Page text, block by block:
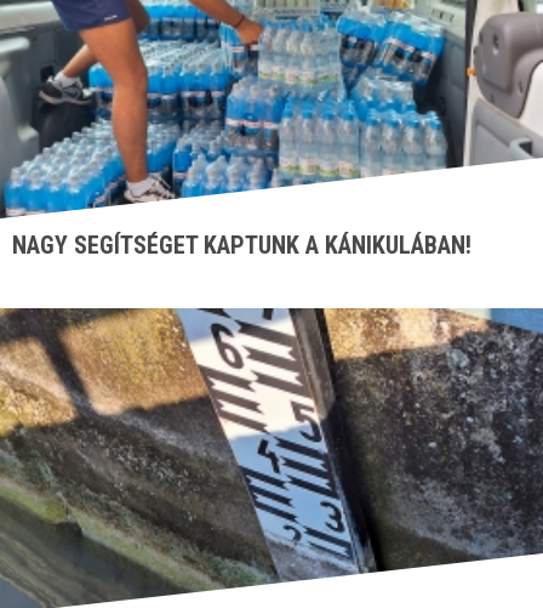
NAGY SEGÍTSÉGET KAPTUNK A KÁNIKULÁBAN!